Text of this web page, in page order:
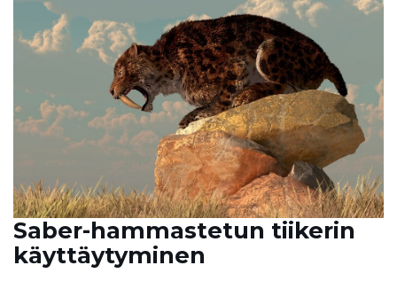
Saber-hammastetun tiikerin
käyttäytyminen